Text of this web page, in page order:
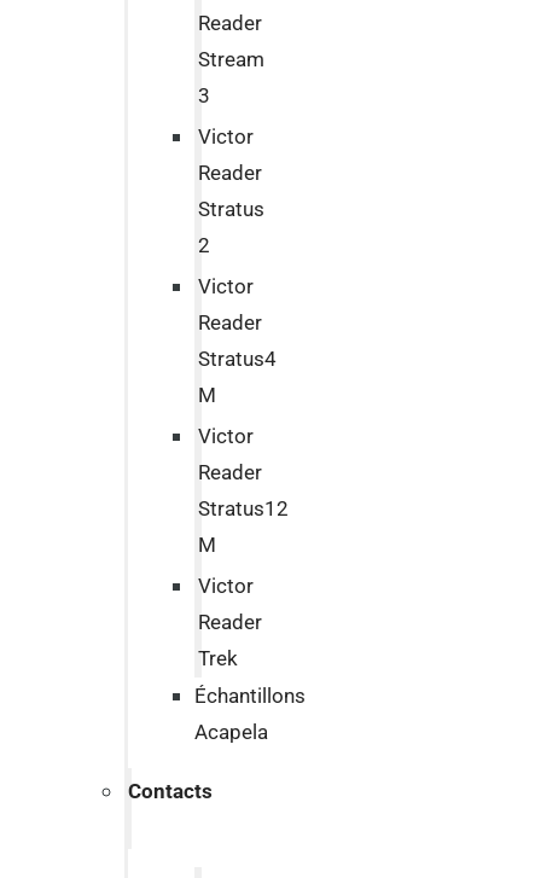
Reader
Stream
3
Victor
Reader
Stratus
2
Victor
Reader
Stratus4
M
Victor
Reader
Stratus12
M
Victor
Reader
Trek
Échantillons
Acapela
Contacts